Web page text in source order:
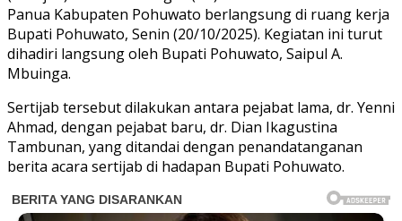
Panua Kabupaten Pohuwato berlangsung di ruang kerja
Bupati Pohuwato, Senin (20/10/2025). Kegiatan ini turut
dihadiri langsung oleh Bupati Pohuwato, Saipul A.
Mbuinga.
Sertijab tersebut dilakukan antara pejabat lama, dr. Yenni
Ahmad, dengan pejabat baru, dr. Dian Ikagustina
Tambunan, yang ditandai dengan penandatanganan
berita acara sertijab di hadapan Bupati Pohuwato.